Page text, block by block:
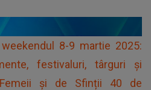
8-9 martie 2025:
festivaluri, târguri și
și de Sfinții 40 de